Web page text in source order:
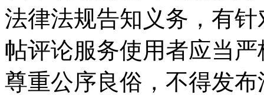
法律法规告知义务，有
帖评论服务使用者应当
尊重公序良俗，不得发